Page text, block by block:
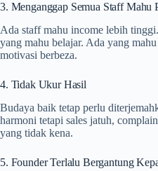
3. Menganggap Semua Staff Mahu
Ada staff mahu income lebih
yang mahu belajar. Ada yang
motivasi berbeza.
4. Tidak Ukur Hasil
Budaya baik tetap perlu
harmoni tetapi sales jatuh,
yang tidak kena.
5. Founder Terlalu Bergantung